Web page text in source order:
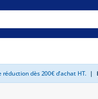
réduction dès 200€ d'achat HT. |